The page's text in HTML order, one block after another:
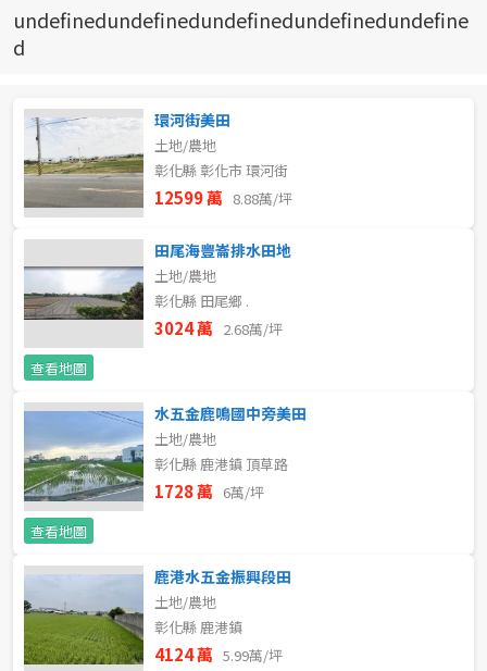
不限
基隆市
新北市
宜蘭縣
新竹市
新竹縣
苗栗縣
台中市
彰化縣
嘉義市
不限
類型(可複選)
不拘 公寓
別墅
農舍
廠辦 倉庫 土地
坪數
不拘
20坪以下
20~30 坪
undefinedundefinedundefinedundefinedundefine
d
環河街美田
土地/農地
彰化縣 彰化市 環河街
12599 萬 8.88萬/坪
田尾海豐崙排水田地
土地/農地
彰化縣 田尾鄉 .
3024 萬 2.68萬/坪
查看地圖
水五金鹿鳴國中旁美田
土地/農地
彰化縣 鹿港鎮 頂草路
1728 萬 6萬/坪
查看地圖
鹿港水五金振興段田
土地/農地
彰化縣 鹿港鎮
4124 萬 5.99萬/坪